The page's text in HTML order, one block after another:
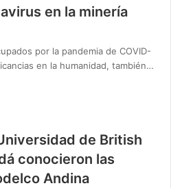
en la minería
por la pandemia de COVID-
en la humanidad, también…
de British
conocieron las
Andina